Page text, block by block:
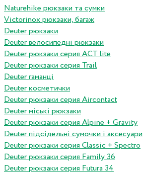
Naturehike рюкзаки та сумки
Victorinox рюкзаки, багаж
Deuter рюкзаки
Deuter велосипедні рюкзаки
Deuter рюкзаки серия ACT lite
Deuter рюкзаки серия Trail
Deuter гаманці
Deuter косметички
Deuter рюкзаки серия Aircontact
Deuter міські рюкзаки
Deuter рюкзаки серия Alpine + Gravity
Deuter підсідельні сумочки і аксесуари
Deuter рюкзаки серия Classic + Spectro
Deuter рюкзаки серия Family 36
Deuter рюкзаки серия Futura 34